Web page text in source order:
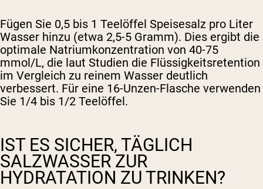
Fügen Sie 0,5 bis 1 Teelöffel Speisesalz pro Liter
Wasser hinzu (etwa 2,5-5 Gramm). Dies ergibt die
optimale Natriumkonzentration von 40-75
mmol/L, die laut Studien die Flüssigkeitsretention
im Vergleich zu reinem Wasser deutlich
verbessert. Für eine 16-Unzen-Flasche verwenden
Sie 1/4 bis 1/2 Teelöffel.
IST ES SICHER, TÄGLICH
SALZWASSER ZUR
HYDRATATION ZU TRINKEN?